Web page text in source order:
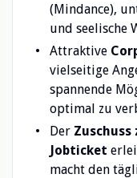
(Mindance),
und seelische
Attraktive
vielseitige
spannende
optimal zu
Der
Jobticket
macht den